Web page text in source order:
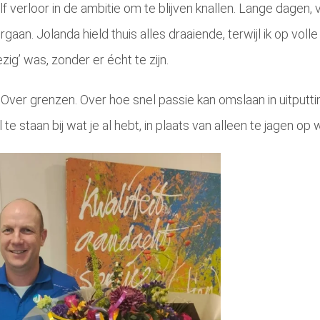
verloor in de ambitie om te blijven knallen. Lange dagen,
Jolanda hield thuis alles draaiende, terwijl ik op
was, zonder er écht te zijn.
grenzen. Over hoe snel passie kan omslaan in
staan bij wat je al hebt, in plaats van alleen te jagen op